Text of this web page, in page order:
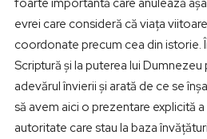
evrei care consideră că viața
coordonate precum cea din istorie.
Scriptură și la puterea lui
adevărul învierii și arată de ce se
să avem aici o prezentare explicită
autoritate care stau la baza